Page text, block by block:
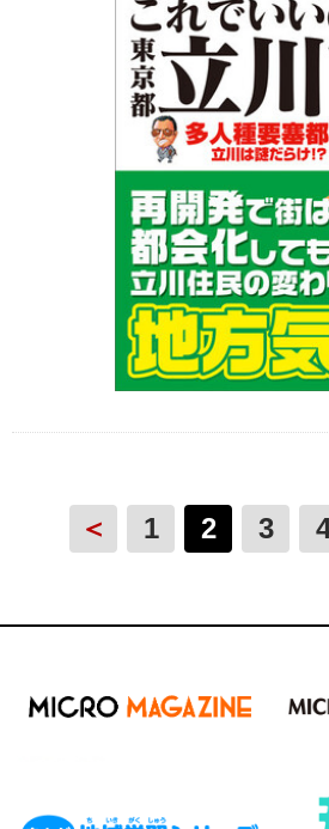
＜ 1 2 3